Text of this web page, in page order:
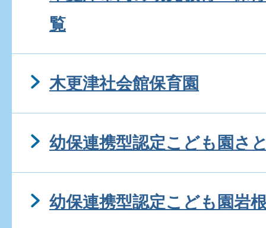
覧
木更津社会館保育園
幼保連携型認定こども園さ
幼保連携型認定こども園岩